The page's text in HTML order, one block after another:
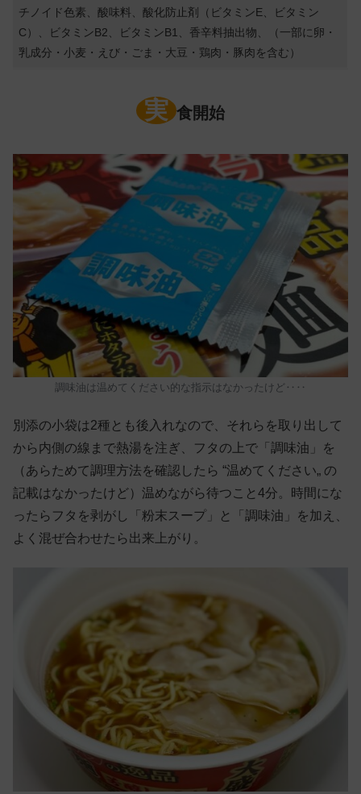
チノイド色素、酸味料、酸化防止剤（ビタミンE、ビタミン
C）、ビタミンB2、ビタミンB1、香辛料抽出物、（一部に卵・
乳成分・小麦・えび・ごま・大豆・鶏肉・豚肉を含む）
実 食開始
調味油は温めてください的な指示はなかったけど‥‥
別添の小袋は2種とも後入れなので、それらを取り出して
から内側の線まで熱湯を注ぎ、フタの上で「調味油」を
（あらためて調理方法を確認したら “温めてください„ の
記載はなかったけど）温めながら待つこと4分。時間にな
ったらフタを剥がし「粉末スープ」と「調味油」を加え、
よく混ぜ合わせたら出来上がり。